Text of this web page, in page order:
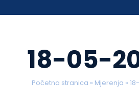
18-05-
Početna stranica » Mjerenja »